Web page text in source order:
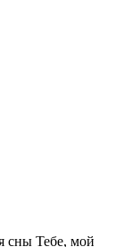
сны Тебе, мой